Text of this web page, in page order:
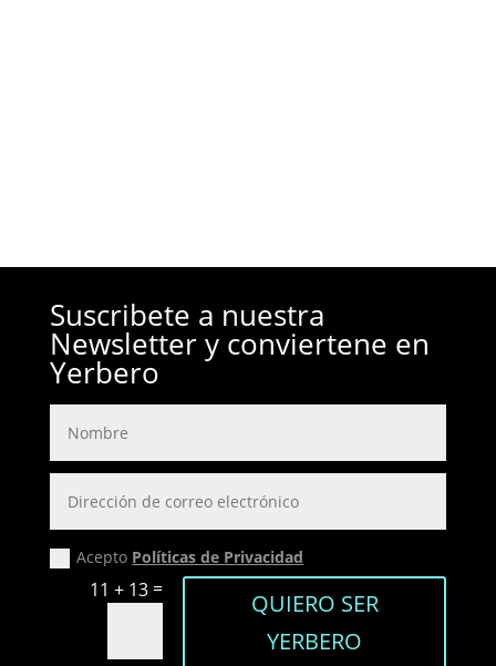
Suscribete a nuestra
Newsletter y conviertene en
Yerbero
Acepto Políticas de Privacidad
11 + 13 =
QUIERO SER
YERBERO